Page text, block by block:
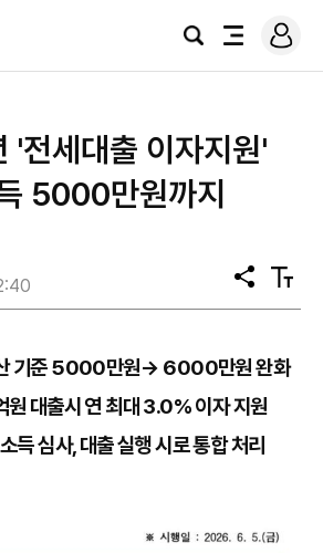
검
전
로
그
'전세대출 이자지원'
5000만원까지
공
유
텍
스
기
기준 5000만원→ 6000만원 완화
원 대출시 연 최대 3.0% 이자 지원
득 심사, 대출 실행 시로 통합 처리